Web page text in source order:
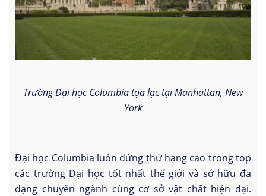
Trường Đại học Columbia tọa lạc tại Manhattan, New
York
Đại học Columbia luôn đứng thứ hạng cao trong top
các trường Đại học tốt nhất thế giới và sở hữu đa
dạng chuyên ngành cùng cơ sở vật chất hiện đại.